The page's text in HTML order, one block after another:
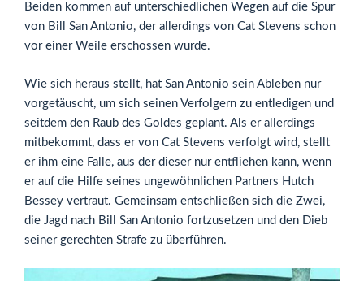
Beiden kommen auf unterschiedlichen Wegen auf die Spur
von Bill San Antonio, der allerdings von Cat Stevens schon
vor einer Weile erschossen wurde.
Wie sich heraus stellt, hat San Antonio sein Ableben nur
vorgetäuscht, um sich seinen Verfolgern zu entledigen und
seitdem den Raub des Goldes geplant. Als er allerdings
mitbekommt, dass er von Cat Stevens verfolgt wird, stellt
er ihm eine Falle, aus der dieser nur entfliehen kann, wenn
er auf die Hilfe seines ungewöhnlichen Partners Hutch
Bessey vertraut. Gemeinsam entschließen sich die Zwei,
die Jagd nach Bill San Antonio fortzusetzen und den Dieb
seiner gerechten Strafe zu überführen.